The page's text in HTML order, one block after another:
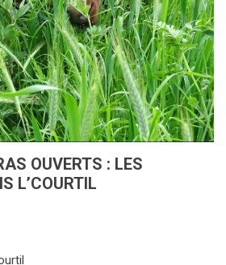
OUVERTS : LES
L’COURTIL